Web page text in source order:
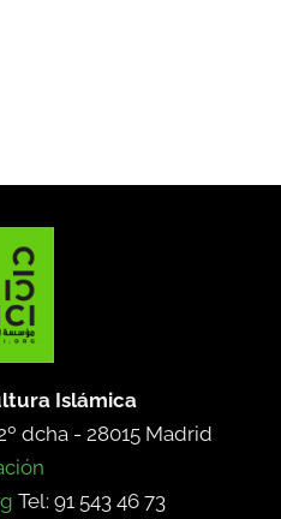
Islámica
dcha - 28015 Madrid
Tel: 91 543 46 73